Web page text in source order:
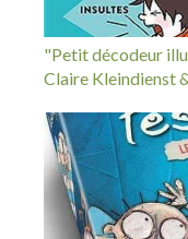
"Petit décodeur
Claire Kleindienst